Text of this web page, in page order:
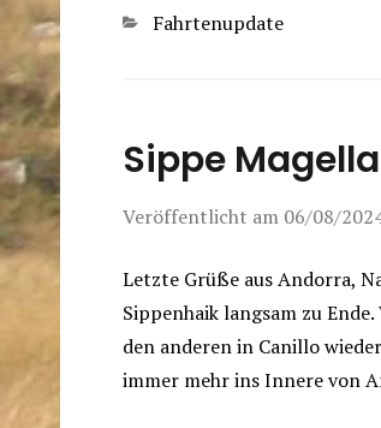
Kategorien
Fahrtenupdate
Sippe
Veröffentlicht am 06/08/
Letzte Grüße aus Andorra,
Sippenhaik langsam zu
den anderen in Canillo
immer mehr ins Innere von